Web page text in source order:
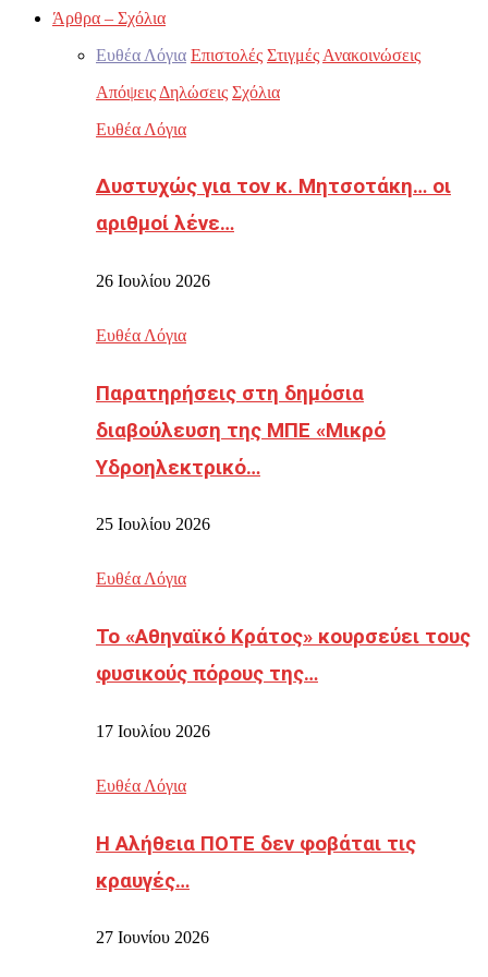
Άρθρα – Σχόλια
Ευθέα Λόγια Επιστολές Στιγμές Ανακοινώσεις
Απόψεις Δηλώσεις Σχόλια
Ευθέα Λόγια
Δυστυχώς για τον κ. Μητσοτάκη… οι
αριθμοί λένε…
26 Ιουλίου 2026
Ευθέα Λόγια
Παρατηρήσεις στη δημόσια
διαβούλευση της ΜΠΕ «Μικρό
Υδροηλεκτρικό…
25 Ιουλίου 2026
Ευθέα Λόγια
Το «Αθηναϊκό Κράτος» κουρσεύει τους
φυσικούς πόρους της…
17 Ιουλίου 2026
Ευθέα Λόγια
Η Αλήθεια ΠΟΤΕ δεν φοβάται τις
κραυγές…
27 Ιουνίου 2026